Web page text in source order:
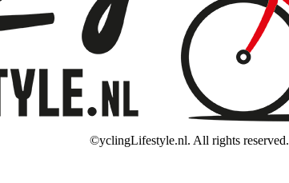
©yclingLifestyle.nl. All rights reserved.